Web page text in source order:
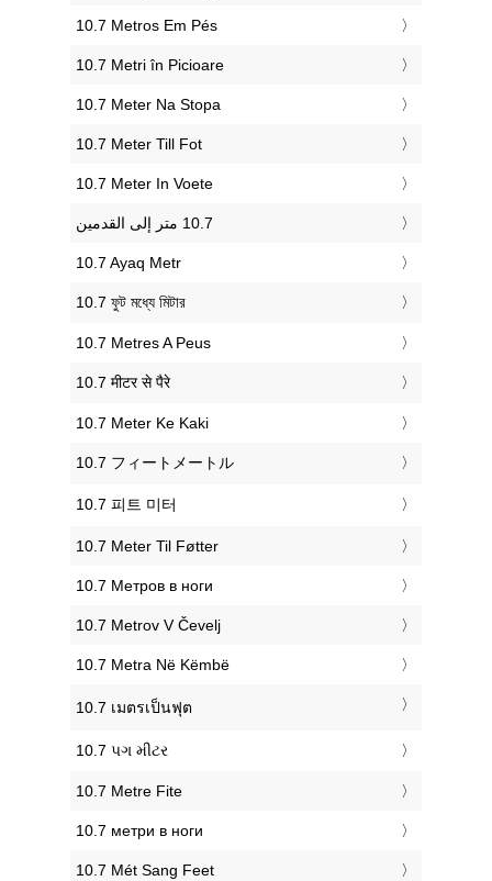
‎10.7 Metros Em Pés
‎10.7 Metri în Picioare
‎10.7 Meter Na Stopa
‎10.7 Meter Till Fot
‎10.7 Meter In Voete
‎10.7 Ayaq Metr
‎10.7 ফুট মধ্যে মিটার
‎10.7 Metres A Peus
‎10.7 मीटर से पैरे
‎10.7 Meter Ke Kaki
‎10.7 フィートメートル
‎10.7 피트 미터
‎10.7 Meter Til Føtter
‎10.7 Метров в ноги
‎10.7 Metrov V Čevelj
‎10.7 Metra Në Këmbë
‎10.7 เมตรเป็นฟุต
‎10.7 પગ મીટર
‎10.7 Metre Fite
‎10.7 метри в ноги
‎10.7 Mét Sang Feet